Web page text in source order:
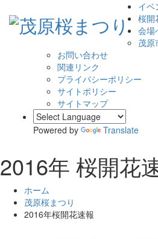
イベ
桜開
会場
茂原
お問い合わせ
関連リンク
プライバシーポリシー
サイトポリシー
サイトマップ
Powered by Translate
2016年 桜開花
ホーム
茂原桜まつり
2016年桜開花速報